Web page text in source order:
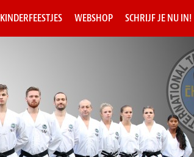
KINDERFEESTJES WEBSHOP SCHRIJF JE NU IN!